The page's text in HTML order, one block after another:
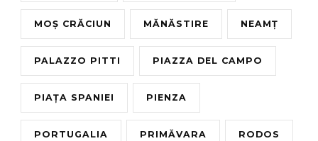
MOȘ CRĂCIUN MĂNĂSTIRE NEAMȚ
PALAZZO PITTI PIAZZA DEL CAMPO
PIAȚA SPANIEI PIENZA
PORTUGALIA PRIMĂVARA RODOS